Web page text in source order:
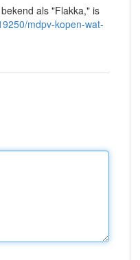
als "Flakka," is
mdpv-kopen-wat-